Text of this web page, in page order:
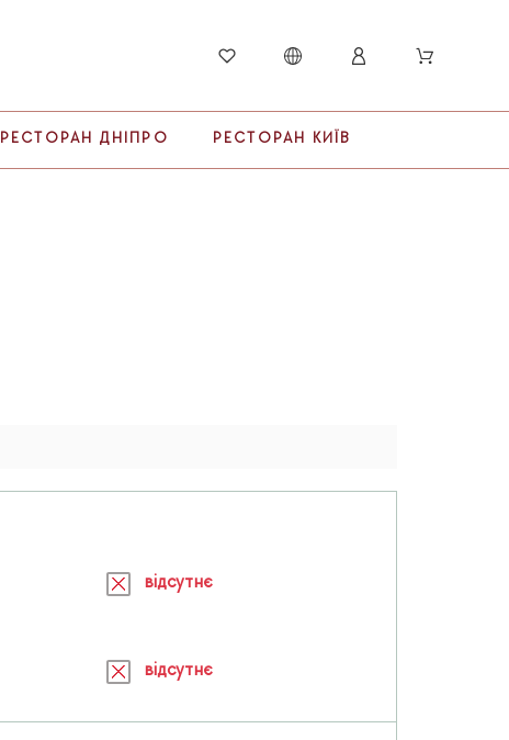
РЕСТОРАН ДНІПРО РЕСТОРАН КИЇВ
відсутнє
відсутнє